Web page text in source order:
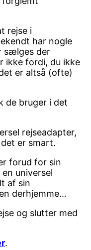
rejse i
har nogle
sælges der
ikke fordi, du ikke
er altså (ofte)
de bruger i det
rejseadapter,
er smart.
forud for sin
universel
af sin
derhjemme…
og slutter med
.